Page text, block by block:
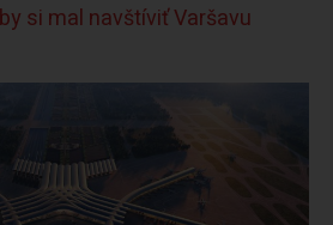
si mal navštíviť Varšavu